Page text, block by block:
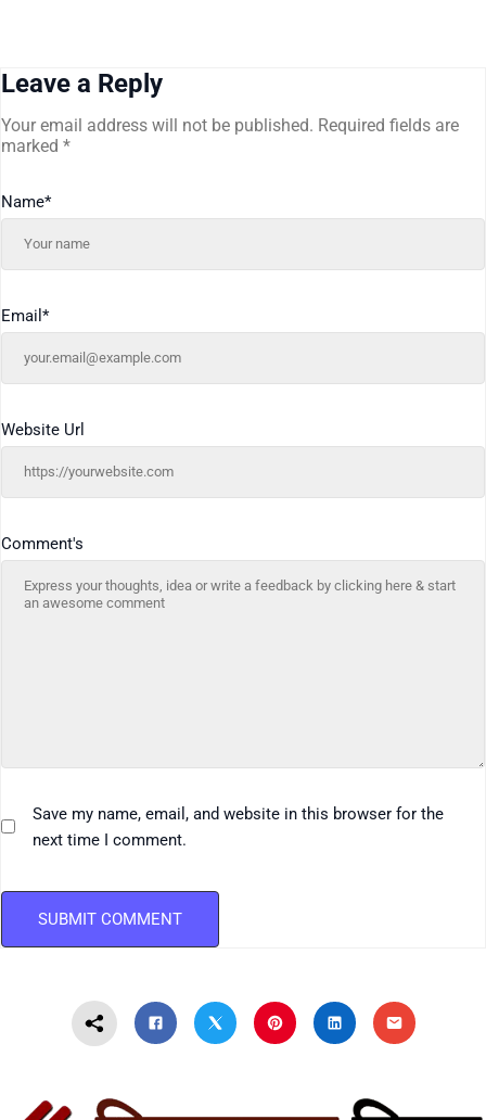
Leave a Reply
Your email address will not be published. Required fields are
marked *
Comment's
Name*
Email *
Website Url
Save my name, email, and website in this browser for the
next time I comment.